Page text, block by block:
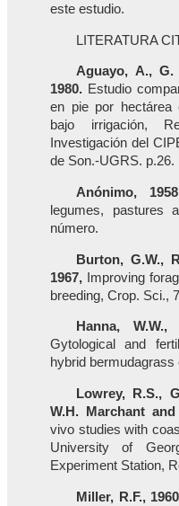
este estudio.
LITERATURA
Aguayo, A., G.
1980. Estudio
en pie por hectárea
bajo irrigación,
Investigación del
de Son.-UGRS. p.26.
Anónimo,
legumes, pastures
número.
Burton, G.W.,
1967, Improving
breeding, Crop. Sci.,
Hanna,
Gytological and
hybrid
Lowrey, R.S.,
W.H. Marchant
vivo studies with
University of
Experiment Station,
Miller, R.F.,